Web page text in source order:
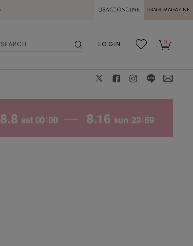
熊本県熊本地方を震源とする地震の影響に
MAGAZINE
LOGIN
0